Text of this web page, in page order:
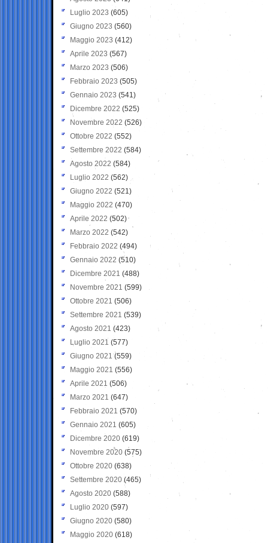
Luglio 2023 (605)
Giugno 2023 (560)
Maggio 2023 (412)
Aprile 2023 (567)
Marzo 2023 (506)
Febbraio 2023 (505)
Gennaio 2023 (541)
Dicembre 2022 (525)
Novembre 2022 (526)
Ottobre 2022 (552)
Settembre 2022 (584)
Agosto 2022 (584)
Luglio 2022 (562)
Giugno 2022 (521)
Maggio 2022 (470)
Aprile 2022 (502)
Marzo 2022 (542)
Febbraio 2022 (494)
Gennaio 2022 (510)
Dicembre 2021 (488)
Novembre 2021 (599)
Ottobre 2021 (506)
Settembre 2021 (539)
Agosto 2021 (423)
Luglio 2021 (577)
Giugno 2021(559)
Maggio 2021 (556)
Aprile 2021 (506)
Marzo 2021 (647)
Febbraio 2021 (570)
Gennaio 2021 (605)
Dicembre 2020 (619)
Novembre 2020 (575)
Ottobre 2020 (638)
Settembre 2020(465)
Agosto 2020 (588)
Luglio 2020 (597)
Giugno 2020 (580)
Maggio 2020 (618)